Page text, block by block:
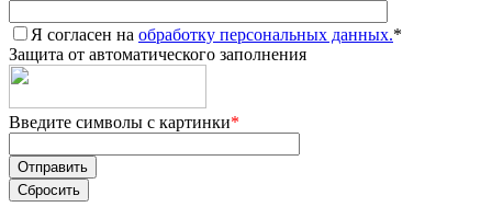
Я согласен на обработку персональных данных.*
Защита от автоматического заполнения
Введите символы с картинки*